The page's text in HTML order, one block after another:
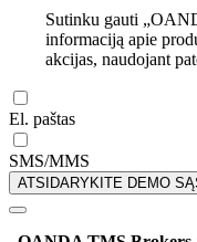
Sutinku gauti
informaciją apie
akcijas, naudojant
El. paštas
SMS/MMS
ATSIDARYKITE DEMO